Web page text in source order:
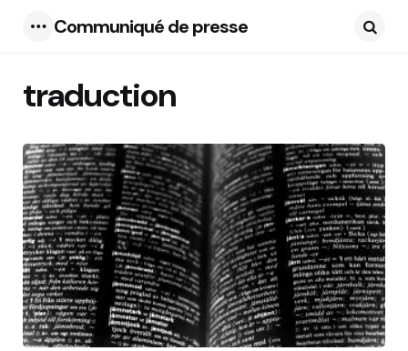
Communiqué de presse
traduction